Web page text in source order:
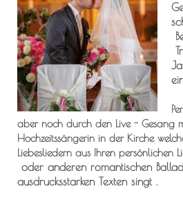
aber noch durch den Live - Gesang
Hochzeitssängerin in der Kirche
Liebesliedern aus Ihren persönlichen
oder anderen romantischen
ausdrucksstarken Texten singt .